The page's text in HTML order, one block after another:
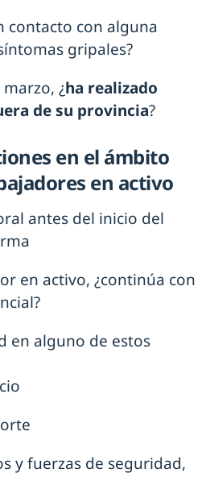
contacto con alguna
gripales?
¿ha realizado
de su provincia?
en el ámbito
en activo
antes del inicio del
en activo, ¿continúa con
en alguno de estos
y fuerzas de seguridad,